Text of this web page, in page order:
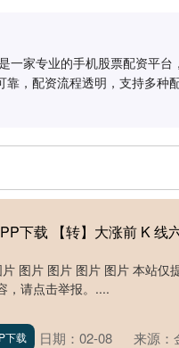
一家专业的手机股票配资平
，配资流程透明，支持多
下载 【转】大涨前 K 线
图片 图片 图片 图片 本站仅
，请点击举报。....
下载 日期：02-08
来源：